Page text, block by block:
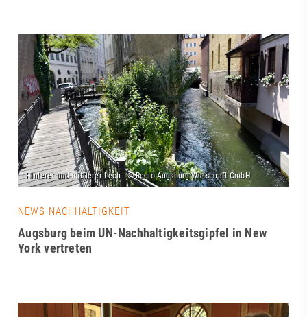
NEWS NACHHALTIGKEIT
Augsburg beim UN-Nachhaltigkeitsgipfel in New
York vertreten